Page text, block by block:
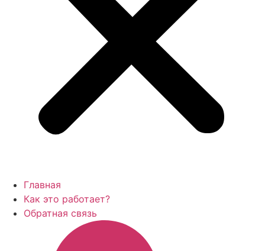
Главная
Как это работает?
Обратная связь